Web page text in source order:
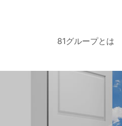
81グループとは